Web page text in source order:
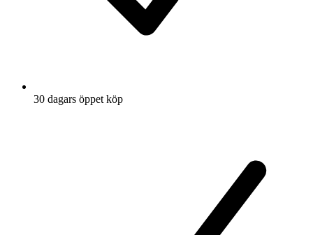
30 dagars öppet köp